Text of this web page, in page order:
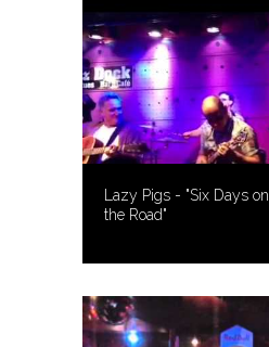
Lazy Pigs - "Six Days on
the Road"